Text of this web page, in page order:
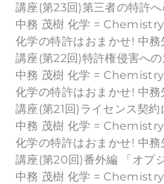
講座(第23回)第三者の特許
中務 茂樹 化学 =
化学の特許はおまかせ! 中
講座(第22回)特許権侵害へ
中務 茂樹 化学 = Chemistry
化学の特許はおまかせ! 中
講座(第21回)ライセンス契約
中務 茂樹 化学 =
化学の特許はおまかせ! 中
講座(第20回)番外編 「オプ
中務 茂樹 化学 =